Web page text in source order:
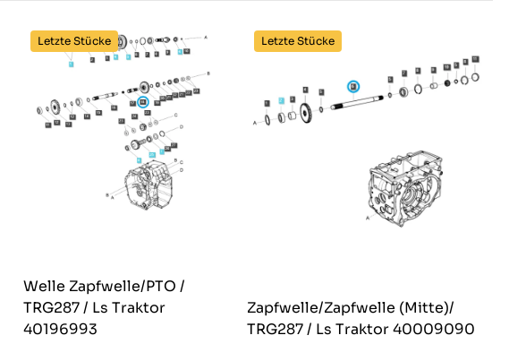
Letzte Stücke
Welle Zapfwelle/PTO /
TRG287 / Ls Traktor
40196993
Letzte Stücke
Zapfwelle/Zapfwelle (Mitte)/
TRG287 / Ls Traktor 40009090